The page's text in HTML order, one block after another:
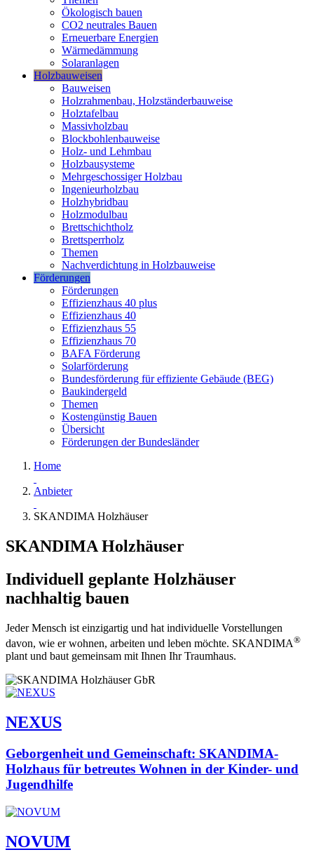
Ökologisch bauen
CO2 neutrales Bauen
Erneuerbare Energien
Wärmedämmung
Solaranlagen
Holzbauweisen
Bauweisen
Holzrahmenbau, Holzständerbauweise
Holztafelbau
Massivholzbau
Blockbohlenbauweise
Holz- und Lehmbau
Holzbausysteme
Mehrgeschossiger Holzbau
Ingenieurholzbau
Holzhybridbau
Holzmodulbau
Brettschichtholz
Brettsperrholz
Themen
Nachverdichtung in Holzbauweise
Förderungen
Förderungen
Effizienzhaus 40 plus
Effizienzhaus 40
Effizienzhaus 55
Effizienzhaus 70
BAFA Förderung
Solarförderung
Bundesförderung für effiziente Gebäude (BEG)
Baukindergeld
Themen
Kostengünstig Bauen
Übersicht
Förderungen der Bundesländer
Home
Anbieter
SKANDIMA Holzhäuser
SKANDIMA Holzhäuser
Individuell geplante Holzhäuser
nachhaltig bauen
Jeder Mensch ist einzigartig und hat individuelle Vorstellungen
davon, wie er wohnen, arbeiten und leben möchte. SKANDIMA®
plant und baut gemeinsam mit Ihnen Ihr Traumhaus.
NEXUS
Geborgenheit und Gemeinschaft: SKANDIMA-
Holzhaus für betreutes Wohnen in der Kinder- und
Jugendhilfe
NOVUM